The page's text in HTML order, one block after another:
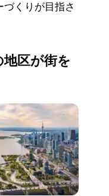
づくりが目指さ
地区が街を